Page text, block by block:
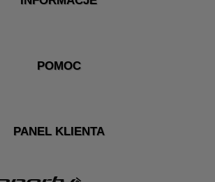
POMOC
PANEL KLIENTA